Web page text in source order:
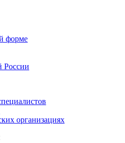
форме
России
организациях